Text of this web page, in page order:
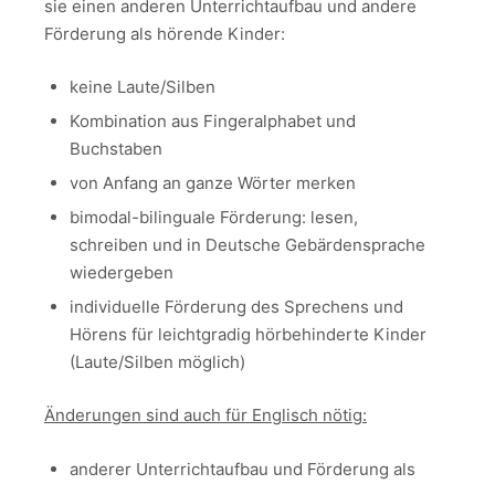
sie einen anderen Unterrichtaufbau und andere
Förderung als hörende Kinder:
keine Laute/Silben
Kombination aus Fingeralphabet und
Buchstaben
von Anfang an ganze Wörter merken
bimodal-bilinguale Förderung: lesen,
schreiben und in Deutsche Gebärdensprache
wiedergeben
individuelle Förderung des Sprechens und
Hörens für leichtgradig hörbehinderte Kinder
(Laute/Silben möglich)
Änderungen sind auch für Englisch nötig:
anderer Unterrichtaufbau und Förderung als